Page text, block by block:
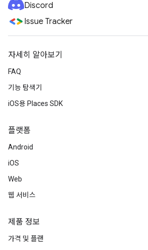
Discord
Issue Tracker
자세히 알아보기
FAQ
기능 탐색기
iOS용 Places SDK
플랫폼
Android
iOS
Web
웹 서비스
제품 정보
가격 및 플랜